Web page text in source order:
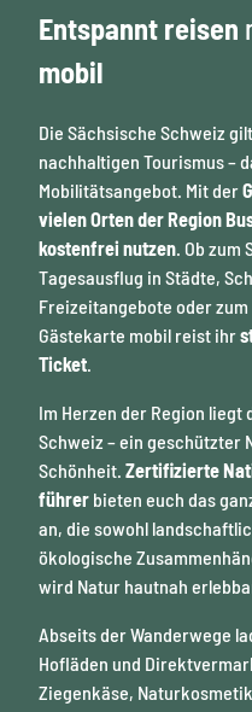
Entspannt reisen
mobil
Die Sächsische Schweiz
nachhaltigen Tourismus –
Mobilitätsangebot. Mit der
vielen Orten der Region
kostenfrei nutzen. Ob zum
Tagesausflug in Städte,
Freizeitangebote oder
Gästekarte mobil reist ihr
Ticket.
Im Herzen der Region
Schweiz – ein geschützter
Schönheit. Zertifizierte
führer bieten euch das
an, die sowohl
ökologische
wird Natur hautnah
Abseits der Wanderwege
Hofläden und
Ziegenkäse,